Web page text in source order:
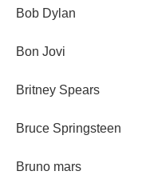
Bob Dylan
Bon Jovi
Britney Spears
Bruce Springsteen
Bruno mars